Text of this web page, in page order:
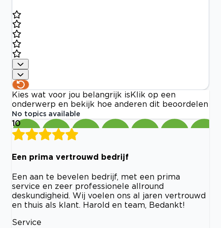
Kies wat voor jou belangrijk is Klik op een
onderwerp en bekijk hoe anderen dit beoordelen
No topics available
10
Een prima vertrouwd bedrijf
Een aan te bevelen bedrijf, met een prima
service en zeer professionele allround
deskundigheid. Wij voelen ons al jaren vertrouwd
en thuis als klant. Harold en team, Bedankt!
Service